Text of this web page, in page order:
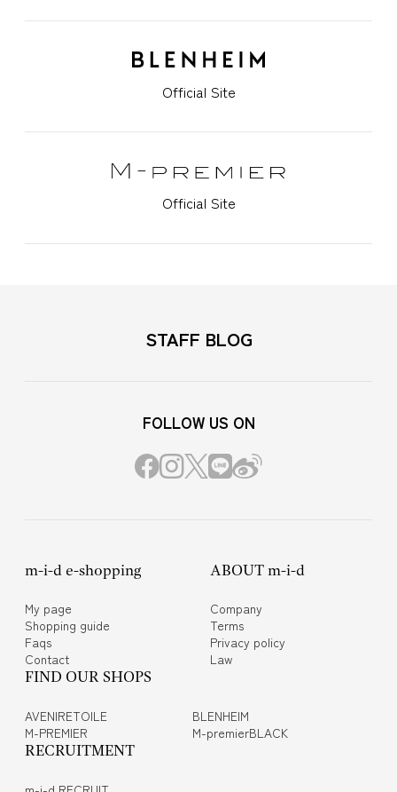
Official Site
Official Site
STAFF BLOG
FOLLOW US ON
m-i-d e-shopping
My page
Shopping guide
Faqs
Contact
ABOUT m-i-d
Company
Terms
Privacy policy
Law
FIND OUR SHOPS
AVENIRETOILE
BLENHEIM
M-PREMIER
M-premierBLACK
RECRUITMENT